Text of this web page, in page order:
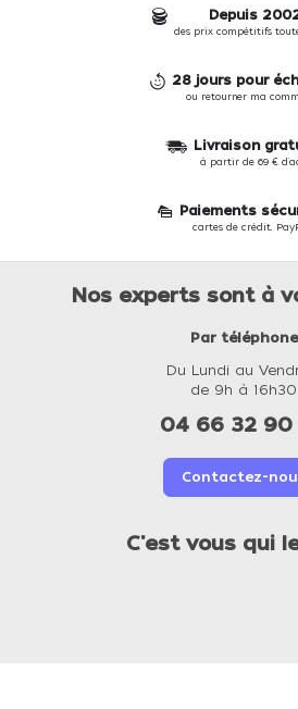
Depuis
des prix compétitifs
28 jours pour
ou retourner ma
Livraison
à partir de 69 €
Paiements
cartes de crédit,
Nos experts sont à
Par téléphone
Du Lundi au
de 9h à 16h30
04 66 32 90
Contactez-
C'est vous qui